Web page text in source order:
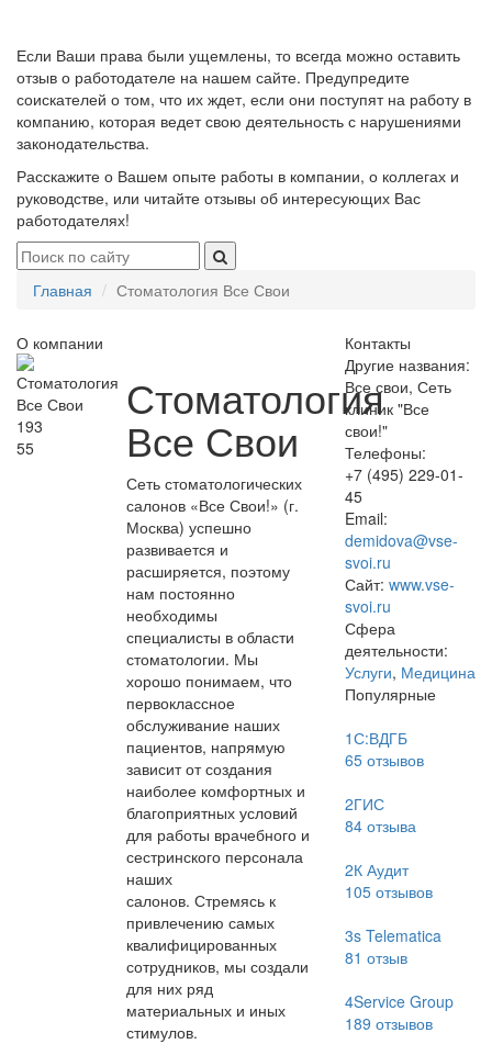
Если Ваши права были ущемлены, то всегда можно оставить
отзыв о работодателе на нашем сайте. Предупредите
соискателей о том, что их ждет, если они поступят на работу в
компанию, которая ведет свою деятельность с нарушениями
законодательства.
Расскажите о Вашем опыте работы в компании, о коллегах и
руководстве, или читайте отзывы об интересующих Вас
работодателях!
Главная Стоматология Все Свои
О компании
193
55
Стоматология
Все Свои
Сеть стоматологических
салонов «Все Свои!» (г.
Москва) успешно
развивается и
расширяется, поэтому
нам постоянно
необходимы
специалисты в области
стоматологии. Мы
хорошо понимаем, что
первоклассное
обслуживание наших
пациентов, напрямую
зависит от создания
наиболее комфортных и
благоприятных условий
для работы врачебного и
сестринского персонала
наших
салонов. Стремясь к
привлечению самых
квалифицированных
сотрудников, мы создали
для них ряд
материальных и иных
стимулов.
Контакты
Другие названия:
Все свои, Сеть
клиник "Все
свои!"
Телефоны:
+7 (495) 229-01-
45
Email:
demidova@vse-
svoi.ru
Сайт: www.vse-
svoi.ru
Сфера
деятельности:
Услуги, Медицина
Популярные
1С:ВДГБ
65отзывов
2ГИС
84отзыва
2К Аудит
105отзывов
3s Telematica
81 отзыв
4Service Group
189 отзывов